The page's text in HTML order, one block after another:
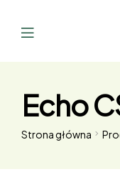
Echo
Strona główna